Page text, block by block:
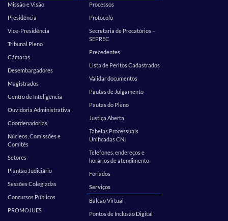
Missão e Visão
Presidência
Vice-Presidência
Tribunal Pleno
Câmaras
Desembargadores
Magistrados
Centro de Inteligência
Ouvidoria Administrativa
Coordenadorias
Núcleos, Comissões e
Comitês
Setores
Plantão Judiciário
Sessões Colegiadas
Concursos Públicos
PROMOJUES
Processos
Protocolo
Secretaria de Precatórios –
SEPREC
Precedentes
Lista de Peritos Cadastrados
Validar documentos
Pautas de Julgamento
Pautas do Pleno
Justiça Aberta
Tabelas Processuais
Unificadas CNJ
Telefones, endereços e
horários de atendimento
Feriados
Serviços
Balcão Virtual
Pontos de Inclusão Digital